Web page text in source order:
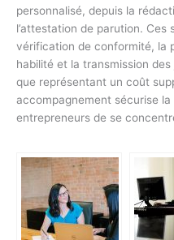
personnalisé, depuis la
l’attestation de parution.
vérification de conformité, la
habilité et la transmission
que représentant un coût
accompagnement sécurise
entrepreneurs de se